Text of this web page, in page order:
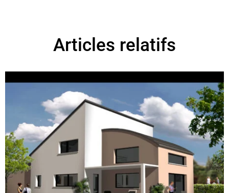
Articles relatifs